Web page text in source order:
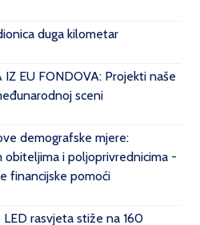
duga kilometar
EU FONDOVA: Projekti naše
sceni
demografske mjere:
obiteljima i poljoprivrednicima -
financijske pomoći
rasvjeta stiže na 160